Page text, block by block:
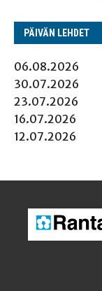
PÄI­VÄN LEHDET
06.08.2026
30.07.2026
23.07.2026
16.07.2026
12.07.2026